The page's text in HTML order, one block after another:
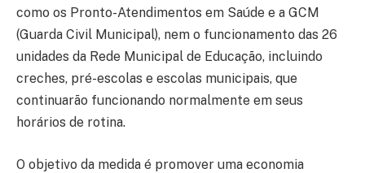
como os Pronto-Atendimentos em Saúde e a GCM
(Guarda Civil Municipal), nem o funcionamento das 26
unidades da Rede Municipal de Educação, incluindo
creches, pré-escolas e escolas municipais, que
continuarão funcionando normalmente em seus
horários de rotina.
O objetivo da medida é promover uma economia